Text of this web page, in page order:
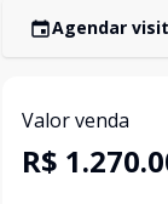
Agendar
Valor venda
R$